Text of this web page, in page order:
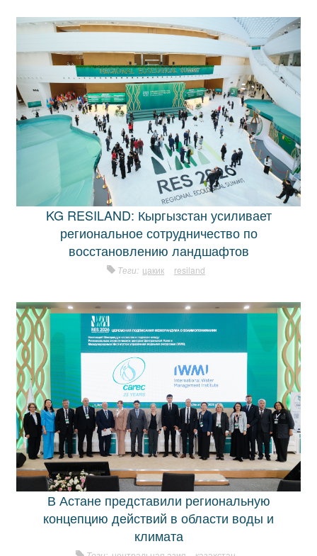
KG RESILAND: Кыргызстан усиливает
региональное сотрудничество по
восстановлению ландшафтов
Теги: цакик resiland
В Астане представили региональную
концепцию действий в области воды и
климата